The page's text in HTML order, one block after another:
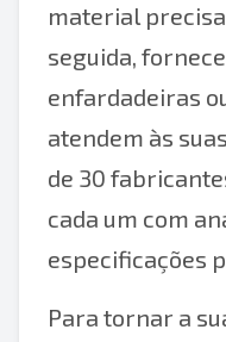
material
seguida,
enfardadeiras
atendem às
de 30
cada um com
especificações
Para tornar a